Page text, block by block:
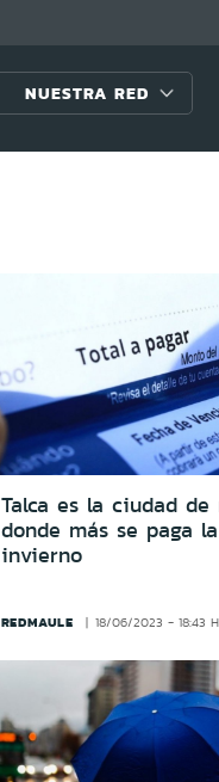
NUESTRA RED
Talca es la ciudad de
donde más se paga
invierno
REDMAULE 18/06/2023 - 18:43